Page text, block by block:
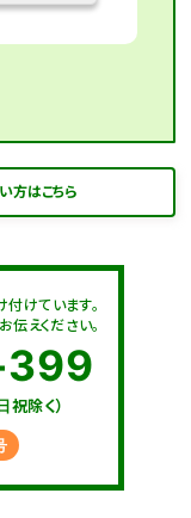
方はこちら
けています。
えください。
除く）